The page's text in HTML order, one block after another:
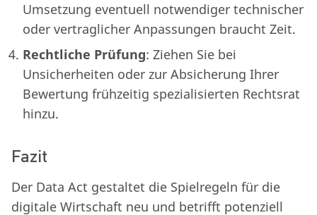
Umsetzung eventuell notwendiger technischer
oder vertraglicher Anpassungen braucht Zeit.
Rechtliche Prüfung: Ziehen Sie bei
Unsicherheiten oder zur Absicherung Ihrer
Bewertung frühzeitig spezialisierten Rechtsrat
hinzu.
Fazit
Der Data Act gestaltet die Spielregeln für die
digitale Wirtschaft neu und betrifft potenziell